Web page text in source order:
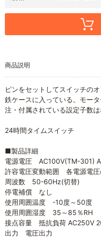
商品説明
ピンをセットしてスイッチの
鉄ケースに入っている。モー
注・付属されている設定子数は
24時間タイムスイッチ
■製品詳細
電源電圧 AC100V(TM-301)
許容電圧変動範囲 各電源電圧
周波数 50-60Hz(切替)
停電補償 なし
使用周囲温度 -10度～50度
使用周囲湿度 35～85％RH
接点容量 抵抗負荷 AC250V
出力 電圧出力